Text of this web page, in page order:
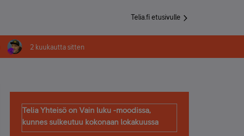
Telia.fi etusivulle
2 kuukautta sitten
Telia Yhteisö on Vain luku -moodissa,
kunnes sulkeutuu kokonaan lokakuussa